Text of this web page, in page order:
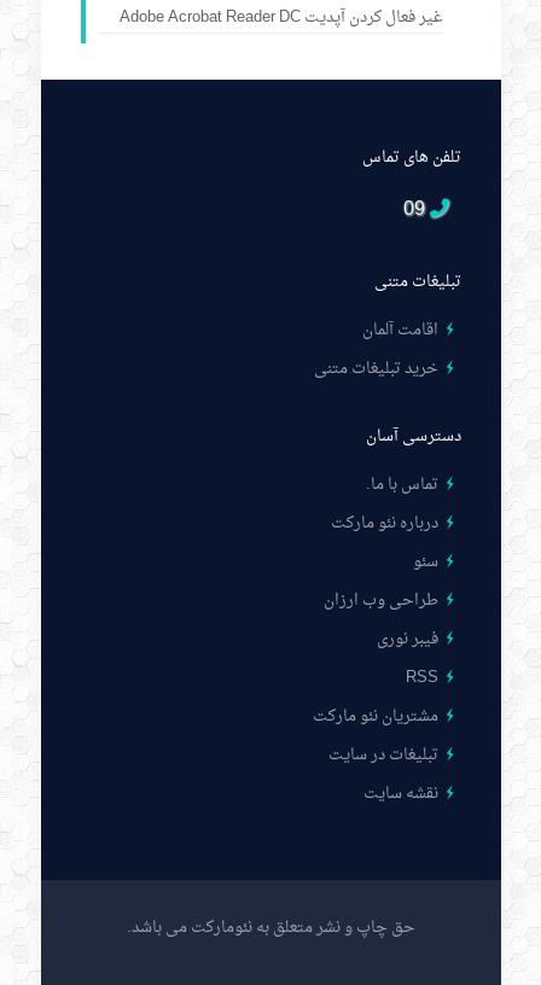
غیر فعال کردن آپدیت Adobe Acrobat Reader DC
تلفن های تماس
09
تبلیغات متنی
اقامت آلمان
خرید تبلیغات متنی
دسترسی آسان
تماس با ما.
درباره نئو مارکت
سئو
طراحی وب ارزان
فیبر نوری
RSS
مشتریان نئو مارکت
تبلیغات در سایت
نقشه سایت
حق چاپ و نشر متعلق به نئومارکت می باشد.